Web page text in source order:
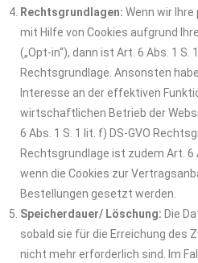
Rechtsgrundlagen: Wenn wir
mit Hilfe von Cookies aufgrund
(„Opt-in“), dann ist Art. 6 Abs. 1 S.
Rechtsgrundlage. Ansonsten
Interesse an der effektiven
wirtschaftlichen Betrieb der
6 Abs. 1 S. 1 lit. f) DS-GVO
Rechtsgrundlage ist zudem Art. 6
wenn die Cookies zur
Bestellungen gesetzt werden.
Speicherdauer/ Löschung: Die
sobald sie für die Erreichung des
nicht mehr erforderlich sind. Im